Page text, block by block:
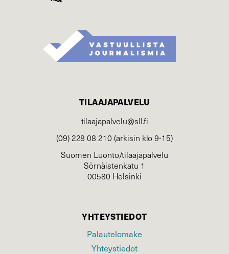
TILAAJAPALVELU
tilaajapalvelu@sll.fi
(09) 228 08 210 (arkisin klo 9-15)
Suomen Luonto/tilaajapalvelu
Sörnäistenkatu 1
00580 Helsinki
YHTEYSTIEDOT
Palautelomake
Yhteystiedot